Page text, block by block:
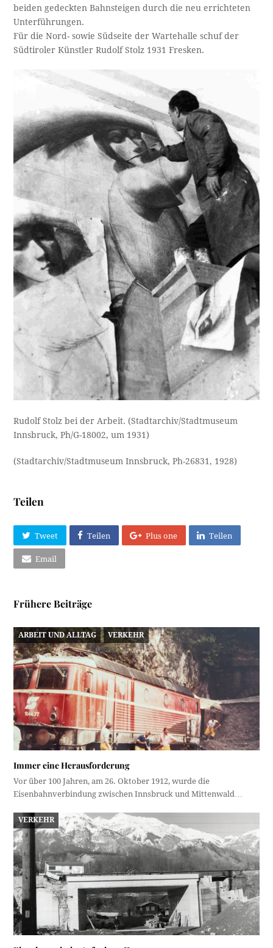
beiden gedeckten Bahnsteigen durch die neu errichteten
Unterführungen.
Für die Nord- sowie Südseite der Wartehalle schuf der
Südtiroler Künstler Rudolf Stolz 1931 Fresken.
Rudolf Stolz bei der Arbeit. (Stadtarchiv/Stadtmuseum
Innsbruck, Ph/G-18002, um 1931)
(Stadtarchiv/Stadtmuseum Innsbruck, Ph-26831, 1928)
Teilen
Tweet Teilen Plus one Teilen
Email
Frühere Beiträge
ARBEIT UND ALLTAG VERKEHR
Immer eine Herausforderung
Vor über 100 Jahren, am 26. Oktober 1912, wurde die
Eisenbahnverbindung zwischen Innsbruck und Mittenwald…
VERKEHR